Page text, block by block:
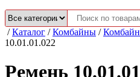
/Каталог /Комбайны /
10.01.01.022
Ремень